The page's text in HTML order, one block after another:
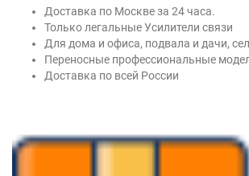
Доставка по Москве за 24 часа.
Только легальные Усилители связи
Для дома и офиса, подвала и дачи,
Переносные профессиональные
Доставка по всей России